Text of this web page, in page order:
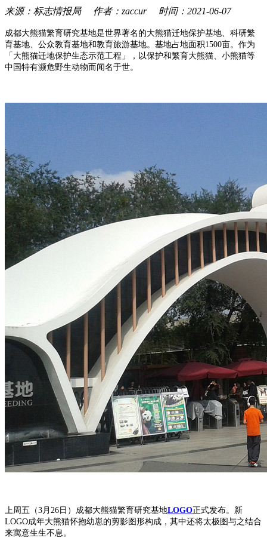
来源：标志情报局 作者：zaccur 时间：2021-06-07
成都大熊猫繁育研究基地是世界著名的大熊猫迁地保护基地、科研繁
育基地、公众教育基地和教育旅游基地。基地占地面积1500亩。作为
「大熊猫迁地保护生态示范工程」，以保护和繁育大熊猫、小熊猫等
中国特有濒危野生动物而闻名于世。
上周五（3月26日）成都大熊猫繁育研究基地LOGO正式发布。新
LOGO成年大熊猫怀抱幼崽的剪影图形构成，其中还将太极图与之结合
来寓意生生不息。